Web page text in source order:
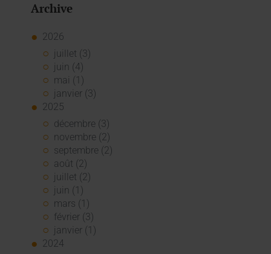
Archive
2026
juillet (3)
juin (4)
mai (1)
janvier (3)
2025
décembre (3)
novembre (2)
septembre (2)
août (2)
juillet (2)
juin (1)
mars (1)
février (3)
janvier (1)
2024